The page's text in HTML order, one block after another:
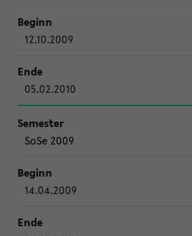
12.10.2009
05.02.2010
SoSe 2009
14.04.2009